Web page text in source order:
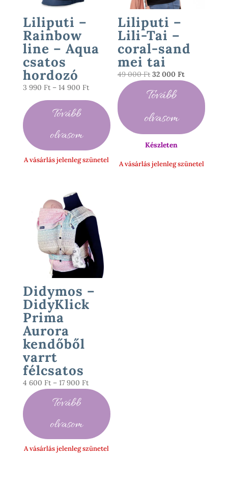
Liliputi –
Rainbow
line – Aqua
csatos
hordozó
3 990 Ft – 14 900 FtÁrtartomány:
3
990 Ft
900 Ft
Tovább
olvasom
A vásárlás jelenleg szünetel
Liliputi –
Lili-Tai –
coral-sand
mei tai
49 000Ft Original
was:
000 Ft.
32 000FtCurrent
price
000 Ft.
Tovább
olvasom
Készleten
A vásárlás jelenleg szünetel
Didymos –
DidyKlick
Prima
Aurora
kendőből
varrt
félcsatos
4 600 Ft – 17 900 FtÁrtartomány:
600 Ft
900 Ft
Tovább
olvasom
A vásárlás jelenleg szünetel